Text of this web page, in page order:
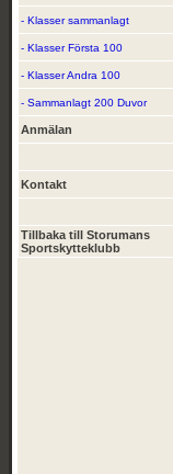
- Klasser sammanlagt
- Klasser Första 100
- Klasser Andra 100
- Sammanlagt 200 Duvor
Anmälan
Kontakt
Tillbaka till Storumans
Sportskytteklubb